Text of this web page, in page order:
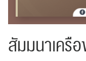
สัมมนาเครื